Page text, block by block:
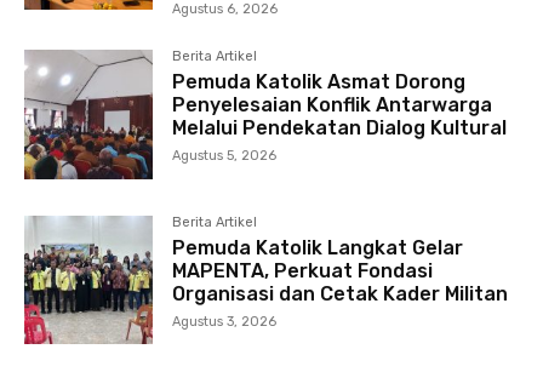
Agustus 6, 2026
Berita Artikel
Pemuda Katolik Asmat Dorong
Penyelesaian Konflik Antarwarga
Melalui Pendekatan Dialog Kultural
Agustus 5, 2026
Berita Artikel
Pemuda Katolik Langkat Gelar
MAPENTA, Perkuat Fondasi
Organisasi dan Cetak Kader Militan
Agustus 3, 2026